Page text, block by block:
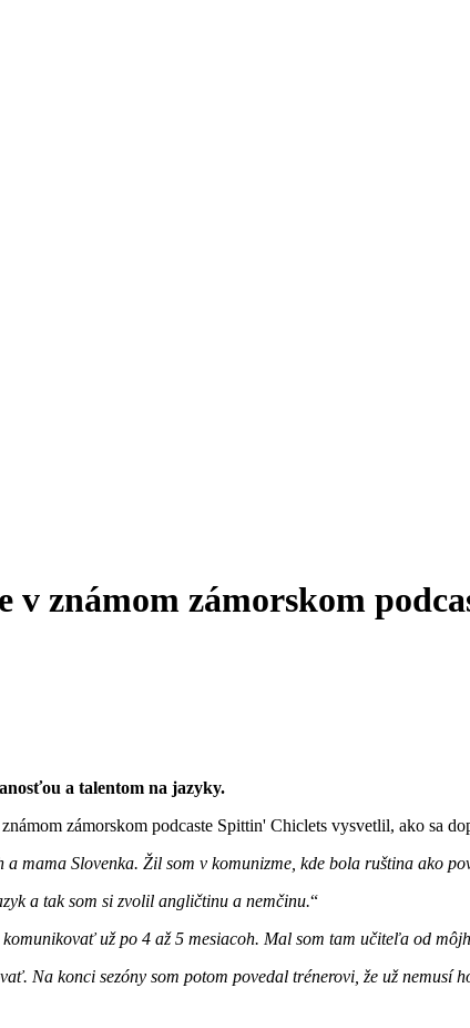
známom zámorskom
a talentom na jazyky.
zámorskom podcaste Spittin' Chiclets vysvetlil, ako sa
mama Slovenka. Žil som v komunizme, kde bola ruština ako
a tak som si zvolil angličtinu a nemčinu.
už po 4 až 5 mesiacoh. Mal som tam učiteľa od
Na konci sezóny som potom povedal trénerovi, že už nemusí